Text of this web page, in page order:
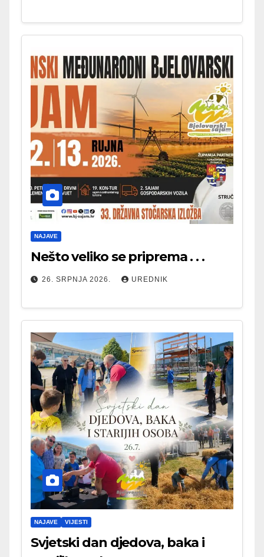
NAJAVE
Nešto veliko se priprema . . .
26. SRPNJA 2026. UREDNIK
NAJAVE VIJESTI
Svjetski dan djedova, baka i